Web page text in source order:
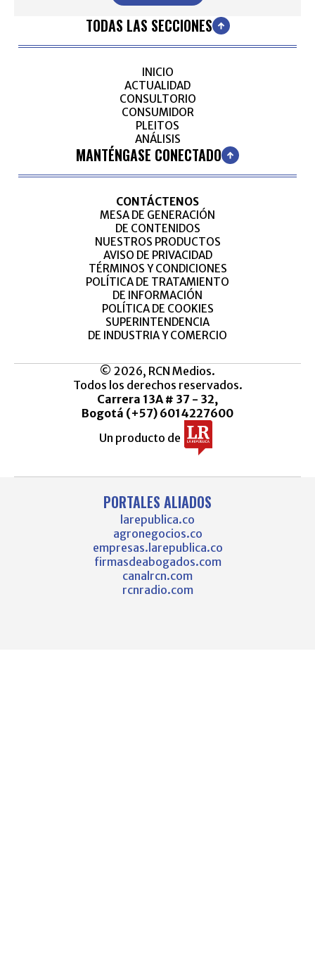
TODAS LAS SECCIONES
INICIO
ACTUALIDAD
CONSULTORIO
CONSUMIDOR
PLEITOS
ANÁLISIS
MANTÉNGASE CONECTADO
CONTÁCTENOS
MESA DE GENERACIÓN
DE CONTENIDOS
NUESTROS PRODUCTOS
AVISO DE PRIVACIDAD
TÉRMINOS Y CONDICIONES
POLÍTICA DE TRATAMIENTO
DE INFORMACIÓN
POLÍTICA DE COOKIES
SUPERINTENDENCIA
DE INDUSTRIA Y COMERCIO
© 2026, RCN Medios.
Todos los derechos reservados.
Carrera 13A # 37 - 32,
Bogotá (+57) 6014227600
Un producto de
PORTALES ALIADOS
larepublica.co
agronegocios.co
empresas.larepublica.co
firmasdeabogados.com
canalrcn.com
rcnradio.com